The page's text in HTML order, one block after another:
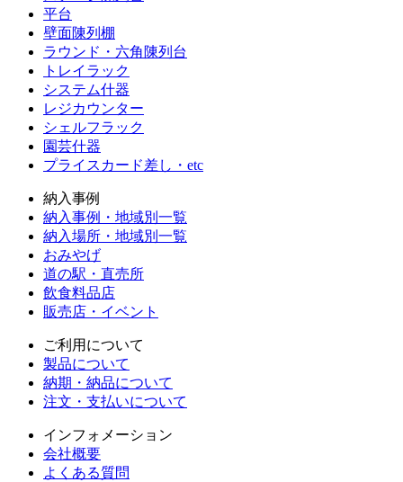
平台
壁面陳列棚
ラウンド・六角陳列台
トレイラック
システム什器
レジカウンター
シェルフラック
園芸什器
プライスカード差し・etc
納入事例
納入事例・地域別一覧
納入場所・地域別一覧
おみやげ
道の駅・直売所
飲食料品店
販売店・イベント
ご利用について
製品について
納期・納品について
注文・支払いについて
インフォメーション
会社概要
よくある質問